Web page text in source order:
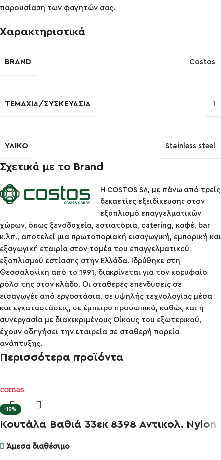
παρουσίαση των φαγητών σας.
Χαρακτηριστικά
BRAND Costos
ΤΕΜΆΧΙΑ/ΣΥΣΚΕΥΑΣΊΑ 1
ΥΛΙΚΌ Stainless steel
Σχετικά με το Brand
Η COSTOS SA, με πάνω από τρείς
δεκαετίες εξειδίκευσης στον
εξοπλισμό επαγγελματικών
χώρων, όπως ξενοδοχεία, εστιατόρια, catering, καφέ, bar
κ.λπ., αποτελεί μια πρωτοποριακή εισαγωγική, εμπορική και
εξαγωγική εταιρία στον τομέα του επαγγελματικού
εξοπλισμού εστίασης στην Ελλάδα. Ιδρύθηκε στη
Θεσσαλονίκη από το 1991, διακρίνεται για τον κορυφαίο
ρόλο της στον κλάδο. Οι σταθερές επενδύσεις σε
εισαγωγές από εργοστάσια, σε υψηλής τεχνολογίας μέσα
και εγκαταστάσεις, σε έμπειρο προσωπικό, καθώς και η
συνεργασία με διακεκριμένους Οίκους του εξωτερικού,
έχουν οδηγήσει την εταιρεία σε σταθερή πορεία
ανάπτυξης.
Περισσότερα προϊόντα
-10%
Κουτάλα Βαθιά 33εκ 8398 Αντικολ. Nylon
Άμεσα διαθέσιμο